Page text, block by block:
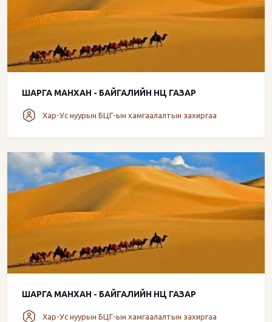
ШАРГА МАНХАН - БАЙГАЛИЙН НӨӨЦ ГАЗАР
Хар-Ус нуурын БЦГ-ын хамгаалалтын захиргаа
ШАРГА МАНХАН - БАЙГАЛИЙН НӨӨЦ ГАЗАР
Хар-Ус нуурын БЦГ-ын хамгаалалтын захиргаа